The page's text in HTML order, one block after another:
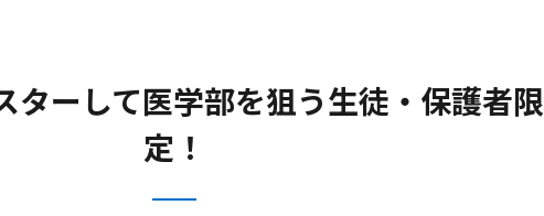
ターして医学部を狙う生徒・保護者限
定！